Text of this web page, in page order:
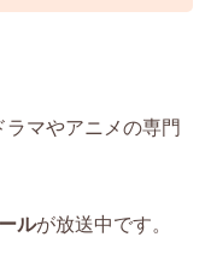
マやアニメの専門
ルが放送中です。